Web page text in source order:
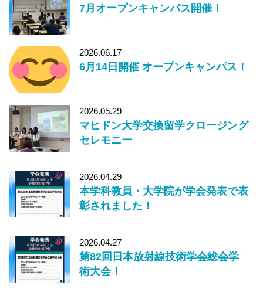
7月オープンキャンパス開催！
2026.06.17
6月14日開催 オープンキャンパス！
2026.05.29
マヒドン大学交換留学クロージング
セレモニー
2026.04.29
本学科教員・大学院が学会発表で表
彰されました！
2026.04.27
第82回日本放射線技術学会総会学
術大会！